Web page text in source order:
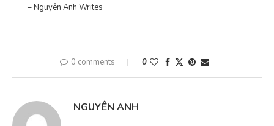
– Nguyên Anh Writes
0 comments 0
NGUYÊN ANH